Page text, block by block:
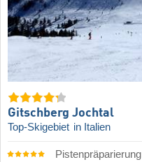
Gitschberg Jochtal
Top-Skigebiet in Italien
Pistenpräparierung